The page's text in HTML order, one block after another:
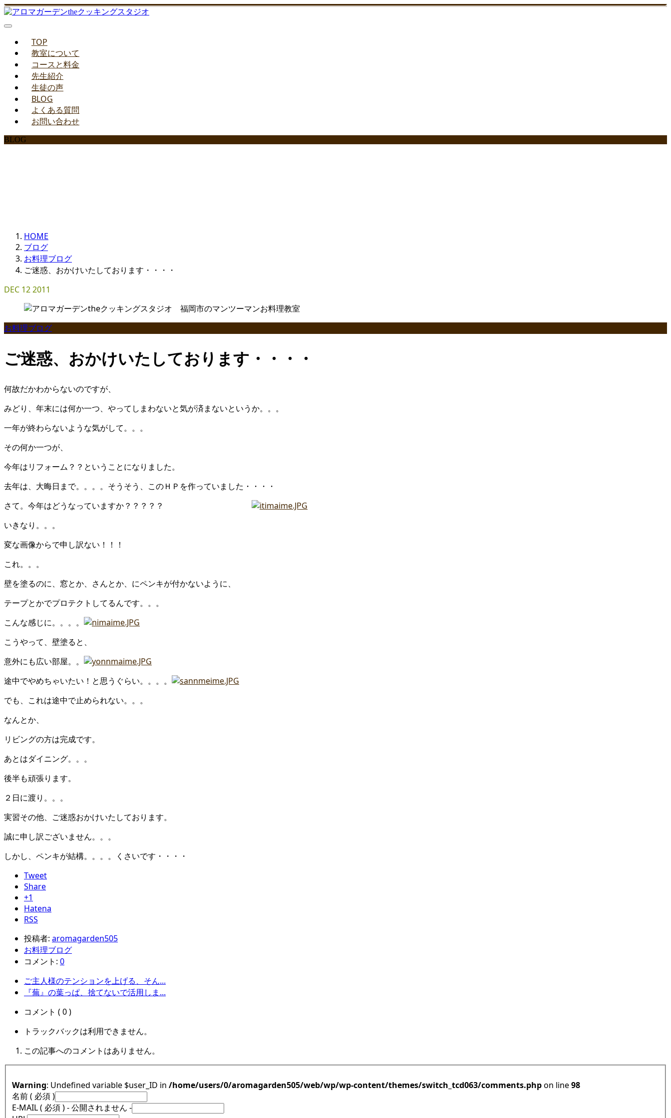
TOP
教室について
コースと料金
先生紹介
生徒の声
BLOG
よくある質問
お問い合わせ
BLOG
HOME
ブログ
お料理ブログ
ご迷惑、おかけいたしております・・・・
DEC 122011
お料理ブログ
ご迷惑、おかけいたしております・・・・
何故だかわからないのですが、
みどり、年末には何か一つ、やってしまわないと気が済まないというか。。。
一年が終わらないような気がして。。。
その何か一つが、
今年はリフォーム？？ということになりました。
去年は、大晦日まで。。。。そうそう、このＨＰを作っていました・・・・
さて。今年はどうなっていますか？？？？？
いきなり。。。
変な画像からで申し訳ない！！！
これ。。。
壁を塗るのに、窓とか、さんとか、にペンキが付かないように、
テープとかでプロテクトしてるんです。。。
こんな感じに。。。。
こうやって、壁塗ると、
意外にも広い部屋。。
途中でやめちゃいたい！と思うぐらい。。。。
でも、これは途中で止められない。。。
なんとか、
リビングの方は完成です。
あとはダイニング。。。
後半も頑張ります。
２日に渡り。。。
実習その他、ご迷惑おかけいたしております。
誠に申し訳ございません。。。
しかし、ペンキが結構。。。。くさいです・・・・
Tweet
Share
+1
Hatena
RSS
投稿者: aromagarden505
お料理ブログ
コメント: 0
ご主人様のテンションを上げる、そん...
『蕪』の葉っぱ、捨てないで活用しま...
コメント ( 0 )
トラックバックは利用できません。
この記事へのコメントはありません。
Warning : Undefined variable $user_ID in /home/users/0/aromagarden505/web/wp/wp-content/themes/switch_tcd063/comments.phpon line98
名前 ( 必須 )
E-MAIL ( 必須 ) - 公開されません -